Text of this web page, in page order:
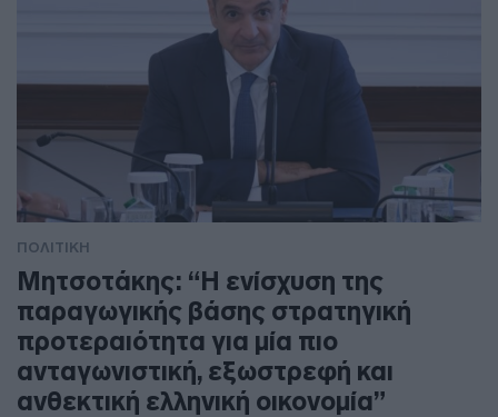
ΠΟΛΙΤΙΚΗ
Μητσοτάκης: “Η ενίσχυση της
παραγωγικής βάσης στρατηγική
προτεραιότητα για μία πιο
ανταγωνιστική, εξωστρεφή και
ανθεκτική ελληνική οικονομία”